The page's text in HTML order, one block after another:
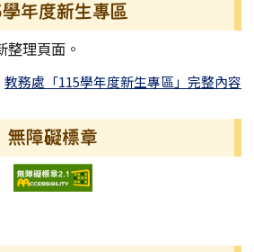
學年度新生專區
整理頁面。
教務處「115學年度新生專區」完整內容
無障礙標章